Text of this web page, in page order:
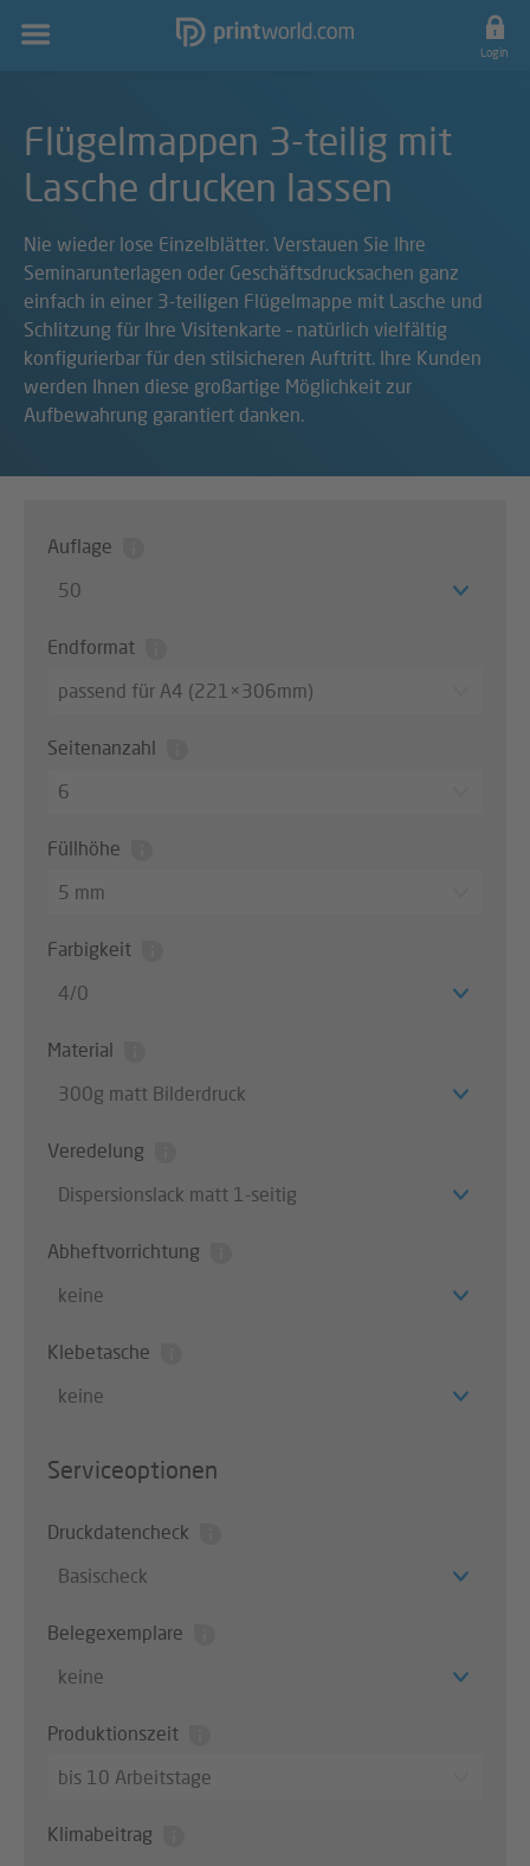
Hauptnavigation
Login
Flügelmappen 3-teilig mit
Lasche drucken lassen
Nie wieder lose Einzelblätter. Verstauen Sie Ihre
Seminarunterlagen oder Geschäftsdrucksachen ganz
einfach in einer 3-teiligen Flügelmappe mit Lasche und
Schlitzung für Ihre Visitenkarte – natürlich vielfältig
konfigurierbar für den stilsicheren Auftritt. Ihre Kunden
werden Ihnen diese großartige Möglichkeit zur
Aufbewahrung garantiert danken.
Auflage
50
Endformat
passend für A4 (221×306mm)
Seitenanzahl
6
Füllhöhe
5 mm
Farbigkeit
4/0
Material
300g matt Bilderdruck
Veredelung
Dispersionslack matt 1-seitig
Abheftvorrichtung
keine
Klebetasche
keine
Serviceoptionen
Druckdatencheck
Basischeck
Belegexemplare
keine
Produktionszeit
bis 10 Arbeitstage
Klimabeitrag